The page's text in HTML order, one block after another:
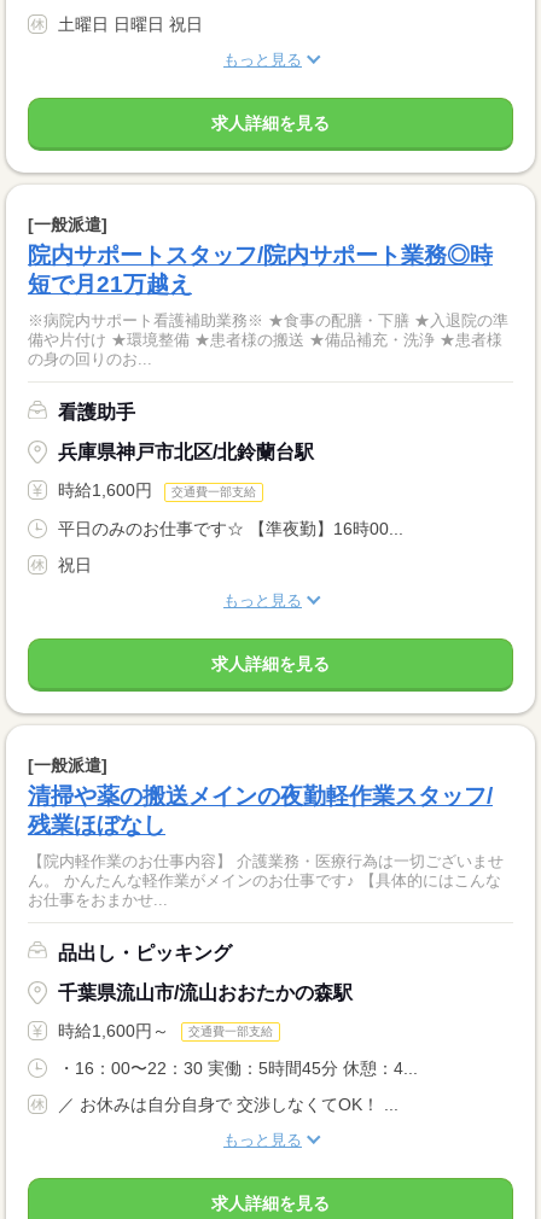
土曜日 日曜日 祝日
もっと見る
求人詳細を見る
[一般派遣]
院内サポートスタッフ/院内サポート業務◎時
短で月21万越え
※病院内サポート看護補助業務※ ★食事の配膳・下膳 ★入退院の準
備や片付け ★環境整備 ★患者様の搬送 ★備品補充・洗浄 ★患者様
の身の回りのお...
看護助手
兵庫県神戸市北区/北鈴蘭台駅
時給1,600円 交通費一部支給
平日のみのお仕事です☆ 【準夜勤】16時00...
祝日
もっと見る
求人詳細を見る
[一般派遣]
清掃や薬の搬送メインの夜勤軽作業スタッフ/
残業ほぼなし
【院内軽作業のお仕事内容】 介護業務・医療行為は一切ございませ
ん。 かんたんな軽作業がメインのお仕事です♪ 【具体的にはこんな
お仕事をおまかせ...
品出し・ピッキング
千葉県流山市/流山おおたかの森駅
時給1,600円～ 交通費一部支給
・16：00〜22：30 実働：5時間45分 休憩：4...
／ お休みは自分自身で 交渉しなくてOK！ ...
もっと見る
求人詳細を見る